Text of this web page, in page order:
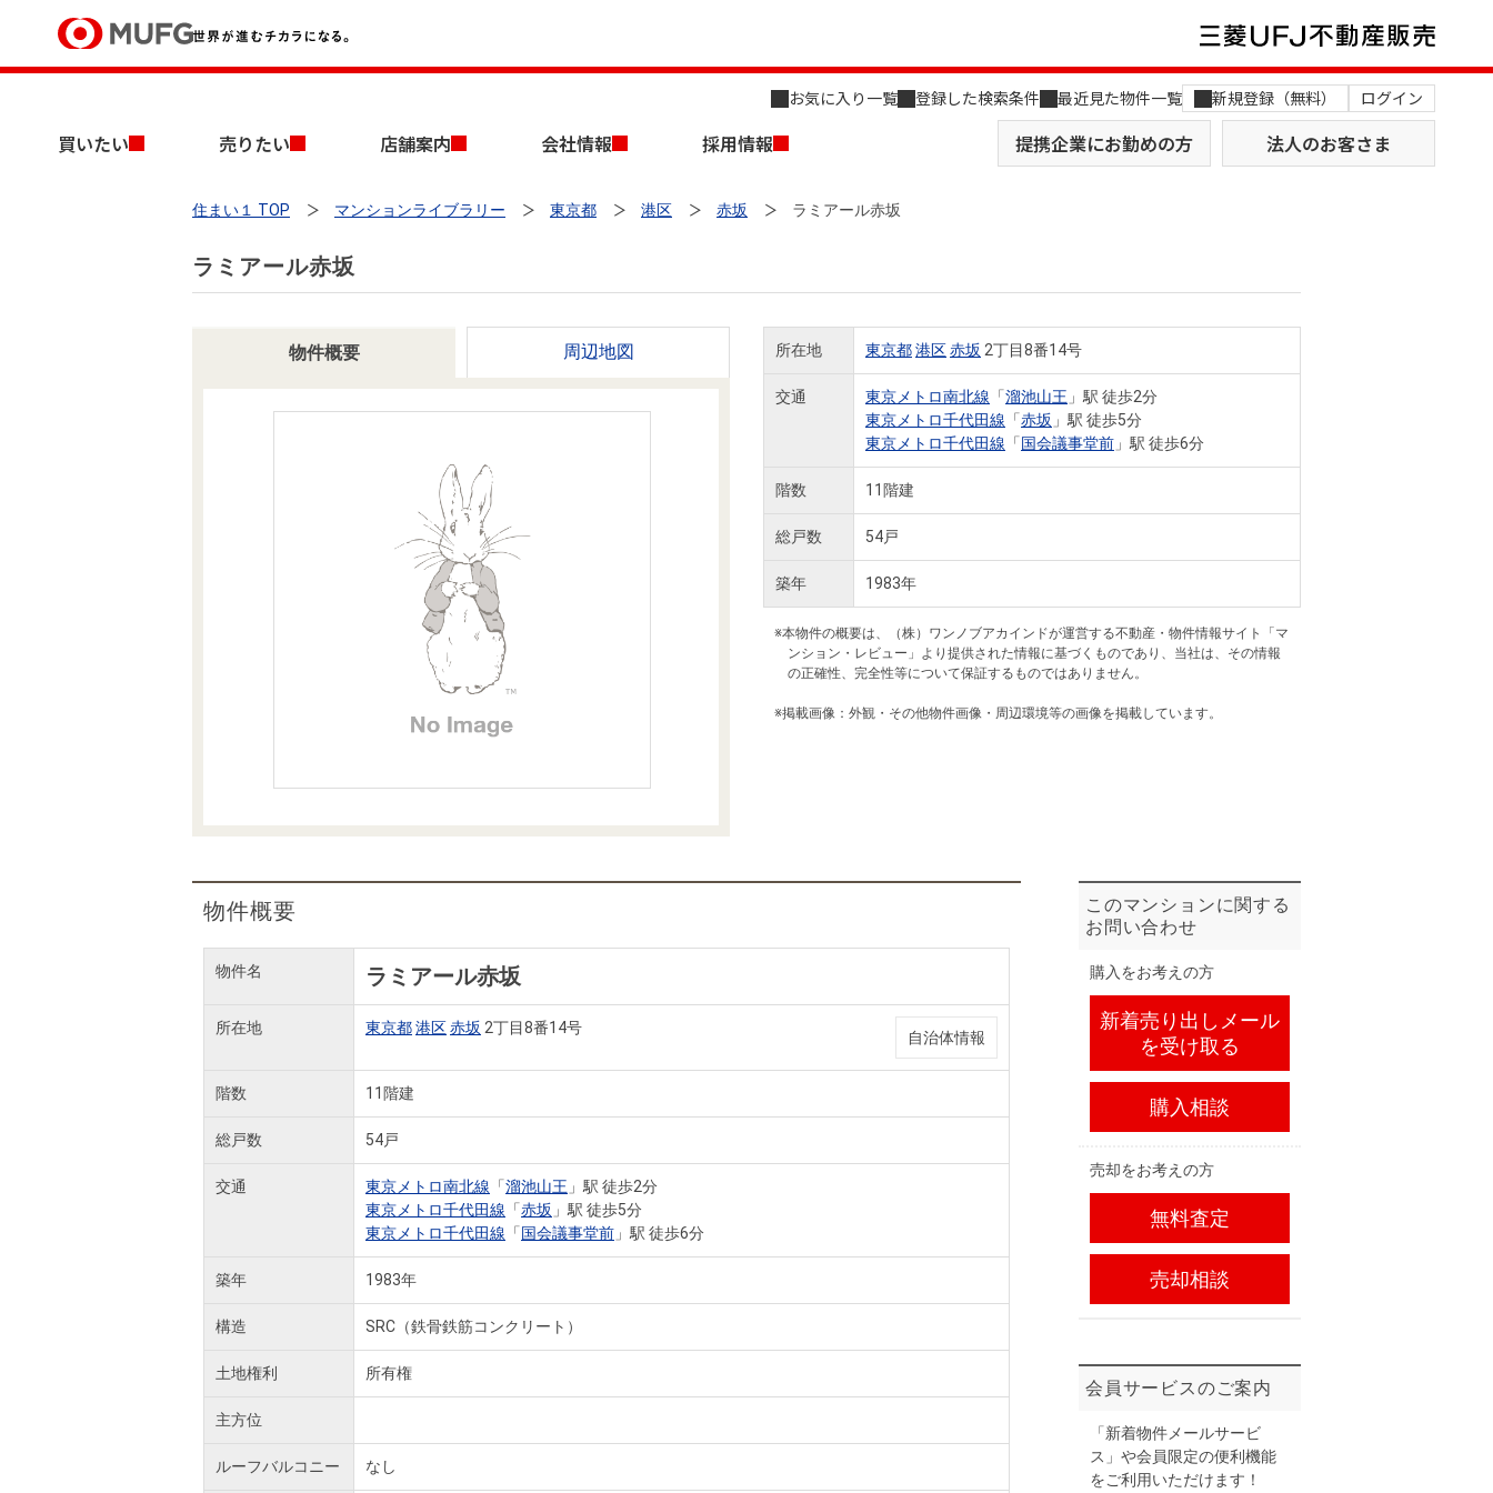
お気に入り一覧 登録した検索条件 最近見た物件一覧 新規登録（無料） ログイン
買いたい 売りたい 店舗案内 会社情報 採用情報 提携企業にお勤めの方 法人のお客さま
買いたいTOP
新築・中古一戸建てを探す 土地を探す
住宅ローンシミュレーション
売りたいTOP
AI不動産査定
店舗案内TOP
店舗のご案内（名古屋） 店舗のご案内（関西）
会社情報TOP
会社概要 MUFG Way
役員一覧
採用情報TOP
キャリア採用情報
売りたい
住まい１ TOP マンションライブラリー 東京都 港区 赤坂 ラミアール赤坂
ラミアール赤坂
物件概要 周辺地図 所在地 東京都港区赤坂 2丁目8番14号
交通 東京メトロ南北線 「溜池山王 」駅 徒歩2分
東京メトロ千代田線 「赤坂 」駅 徒歩5分
東京メトロ千代田線 「国会議事堂前 」駅 徒歩6分
階数 11階建
総戸数 54戸
築年 1983年
※本物件の概要は、（株）ワンノブアカインドが運営する不動産・物件情報サイト「マ
ンション・レビュー」より提供された情報に基づくものであり、当社は、その情報
の正確性、完全性等について保証するものではありません。
※掲載画像：外観・その他物件画像・周辺環境等の画像を掲載しています。
物件概要
物件名 ラミアール赤坂
所在地 東京都港区赤坂 2丁目8番14号
自治体情報
階数 11階建
総戸数 54戸
交通 東京メトロ南北線 「溜池山王 」駅 徒歩2分
東京メトロ千代田線 「赤坂 」駅 徒歩5分
東京メトロ千代田線 「国会議事堂前 」駅 徒歩6分
築年 1983年
構造 SRC（鉄骨鉄筋コンクリート）
土地権利 所有権
主方位
ルーフバルコニー なし
このマンションに関する
お問い合わせ
購入をお考えの方
新着売り出しメール
を受け取る
購入相談
売却をお考えの方
無料査定
売却相談
会員サービスのご案内
「新着物件メールサービ
ス」や会員限定の便利機能
をご利用いただけます！